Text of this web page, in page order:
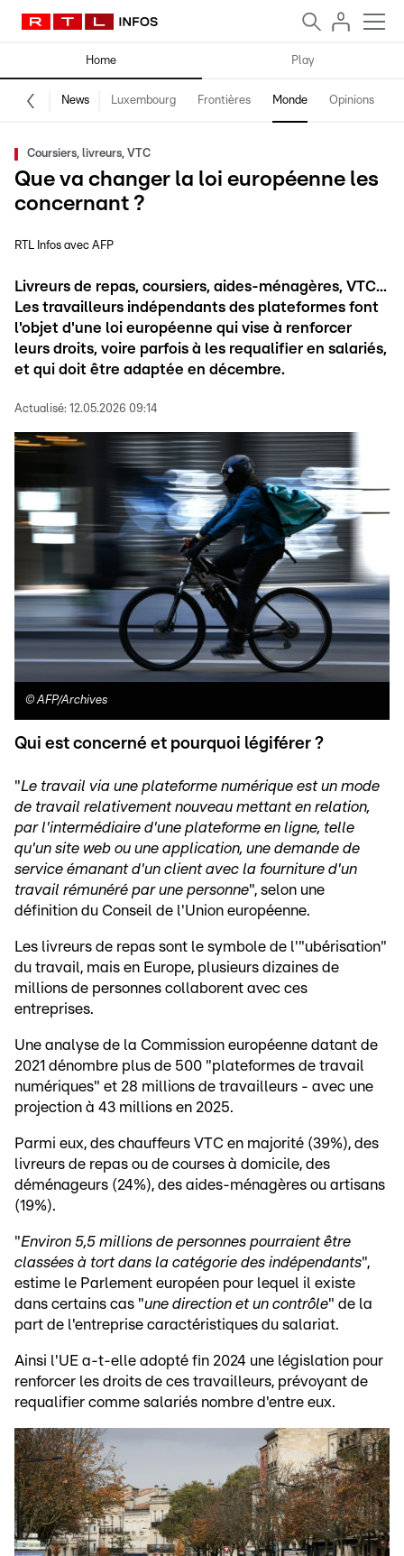
Home Play
News Luxembourg Frontières Monde Opinions
Coursiers, livreurs, VTC
Que va changer la loi européenne les
concernant ?
RTL Infos avec AFP
Livreurs de repas, coursiers, aides-ménagères, VTC...
Les travailleurs indépendants des plateformes font
l'objet d'une loi européenne qui vise à renforcer
leurs droits, voire parfois à les requalifier en salariés,
et qui doit être adaptée en décembre.
Actualisé: 12.05.2026 09:14
©AFP/Archives
Qui est concerné et pourquoi légiférer ?
"Le travail via une plateforme numérique est un mode
de travail relativement nouveau mettant en relation,
par l'intermédiaire d'une plateforme en ligne, telle
qu'un site web ou une application, une demande de
service émanant d'un client avec la fourniture d'un
travail rémunéré par une personne", selon une
définition du Conseil de l'Union européenne.
Les livreurs de repas sont le symbole de l'"ubérisation"
du travail, mais en Europe, plusieurs dizaines de
millions de personnes collaborent avec ces
entreprises.
Une analyse de la Commission européenne datant de
2021 dénombre plus de 500 "plateformes de travail
numériques" et 28 millions de travailleurs - avec une
projection à 43 millions en 2025.
Parmi eux, des chauffeurs VTC en majorité (39%), des
livreurs de repas ou de courses à domicile, des
déménageurs (24%), des aides-ménagères ou artisans
(19%).
"Environ 5,5 millions de personnes pourraient être
classées à tort dans la catégorie des indépendants",
estime le Parlement européen pour lequel il existe
dans certains cas "une direction et un contrôle" de la
part de l'entreprise caractéristiques du salariat.
Ainsi l'UE a-t-elle adopté fin 2024 une législation pour
renforcer les droits de ces travailleurs, prévoyant de
requalifier comme salariés nombre d'entre eux.